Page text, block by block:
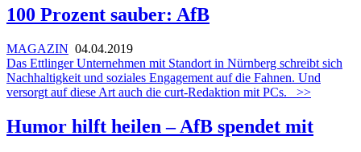
100 Prozent sauber: AfB
MAGAZIN 04.04.2019
Das Ettlinger Unternehmen mit Standort in Nürnberg schreibt sich
Nachhaltigkeit und soziales Engagement auf die Fahnen. Und
versorgt auf diese Art auch die curt-Redaktion mit PCs.
>>
Humor hilft heilen – AfB spendet mit